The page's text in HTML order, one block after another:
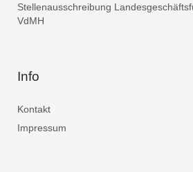
Stellenausschreibung
VdMH
Info
Kontakt
Impressum